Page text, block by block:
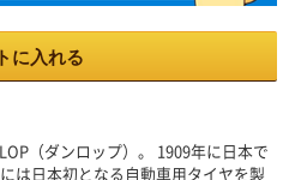
に入れる
（ダンロップ）。 1909年に日本で
は日本初となる自動車用タイヤを製